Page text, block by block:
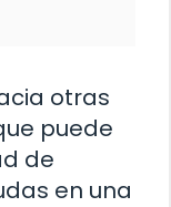
otras
puede
de
en una